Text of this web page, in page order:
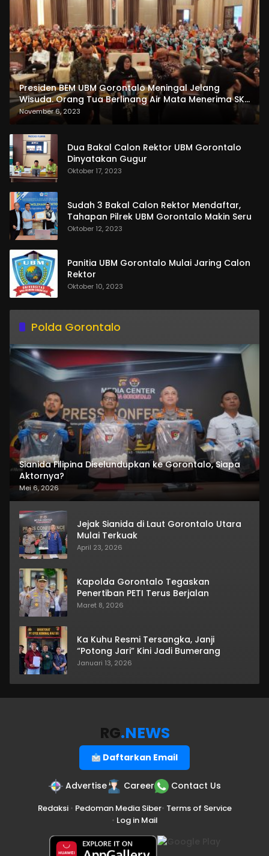
Presiden BEM UBM Gorontalo Meningal Jelang
Wisuda. Orang Tua Berlinang Air Mata Menerima SKL
dan Pemasangan Salempang
November 6, 2023
Dua Bakal Calon Rektor UBM Gorontalo
Dinyatakan Gugur
Oktober 17, 2023
Sudah 3 Bakal Calon Rektor Mendaftar,
Tahapan Pilrek UBM Gorontalo Makin Seru
Oktober 12, 2023
Panitia UBM Gorontalo Mulai Jaring Calon
Rektor
Oktober 10, 2023
Polda Gorontalo
Sianida Filipina Diselundupkan ke Gorontalo, Siapa
Aktornya?
Mei 6, 2026
Jejak Sianida di Laut Gorontalo Utara
Mulai Terkuak
April 23, 2026
Kapolda Gorontalo Tegaskan
Penertiban PETI Terus Berjalan
Maret 8, 2026
Ka Kuhu Resmi Tersangka, Janji
“Potong Jari” Kini Jadi Bumerang
Januari 13, 2026
RG.NEWS
Daftarkan Email
Advertise Career Contact Us
Redaksi• Pedoman Media Siber• Terms of Service
• Log in Mail